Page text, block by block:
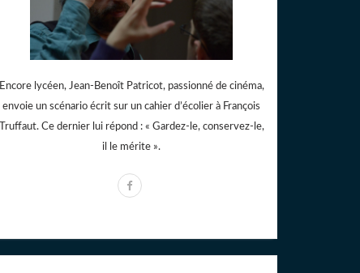
Encore lycéen, Jean-Benoît Patricot, passionné de cinéma,
envoie un scénario écrit sur un cahier d’écolier à François
Truffaut. Ce dernier lui répond : « Gardez-le, conservez-le,
il le mérite ».